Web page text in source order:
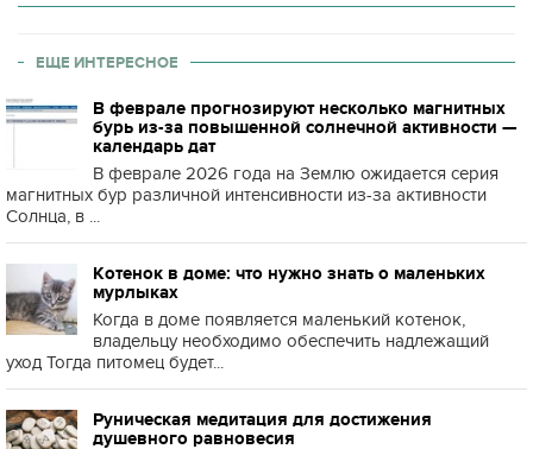
ЕЩЕ ИНТЕРЕСНОЕ
В феврале прогнозируют несколько магнитных
бурь из-за повышенной солнечной активности —
календарь дат
В феврале 2026 года на Землю ожидается серия
магнитных бур различной интенсивности из-за активности
Солнца, в ...
Котенок в доме: что нужно знать о маленьких
мурлыках
Когда в доме появляется маленький котенок,
владельцу необходимо обеспечить надлежащий
уход Тогда питомец будет...
Руническая медитация для достижения
душевного равновесия